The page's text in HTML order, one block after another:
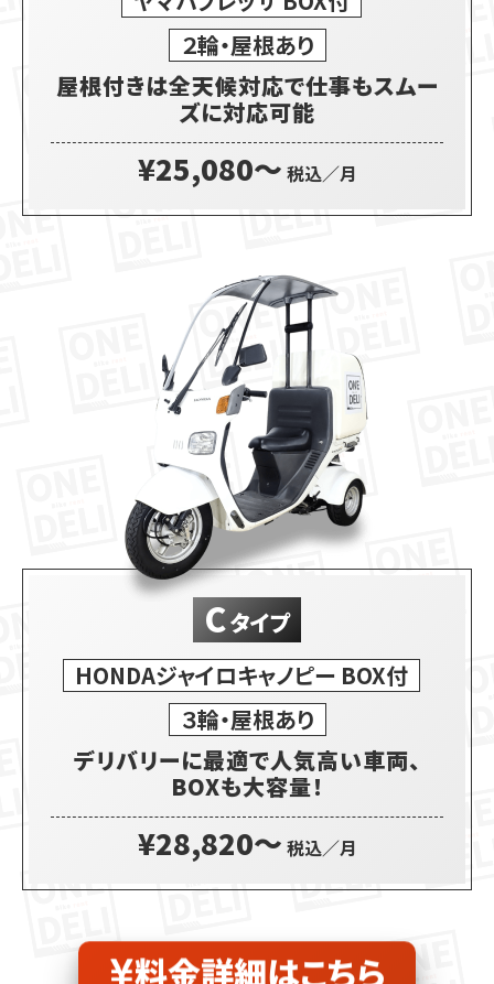
２輪・屋根あり
屋根付きは全天候対応で仕事もスムー
ズに対応可能
¥25,080〜 税込／月
Cタイプ
HONDAジャイロキャノピー BOX付
３輪・屋根あり
デリバリーに最適で人気高い車両、
BOXも大容量！
¥28,820〜 税込／月
料金詳細はこちら